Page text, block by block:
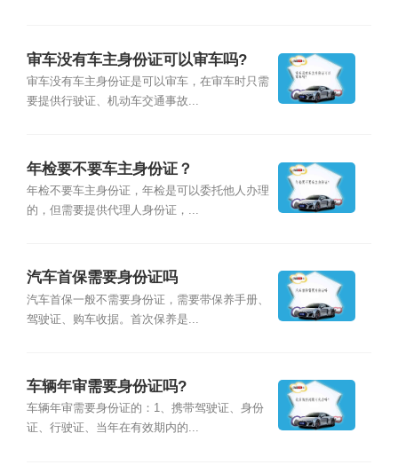
审车没有车主身份证可以审车吗?
审车没有车主身份证是可以审车，在审车时只需
要提供行驶证、机动车交通事故...
年检要不要车主身份证？
年检不要车主身份证，年检是可以委托他人办理
的，但需要提供代理人身份证，...
汽车首保需要身份证吗
汽车首保一般不需要身份证，需要带保养手册、
驾驶证、购车收据。首次保养是...
车辆年审需要身份证吗?
车辆年审需要身份证的：1、携带驾驶证、身份
证、行驶证、当年在有效期内的...